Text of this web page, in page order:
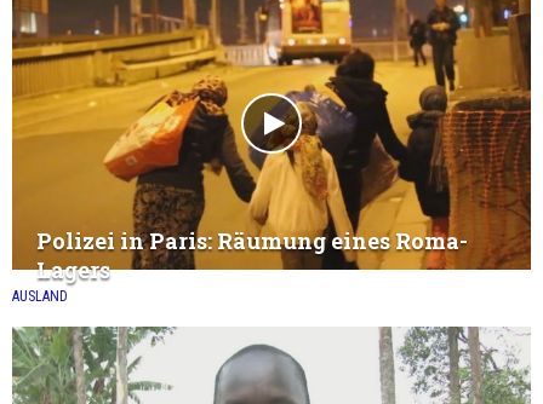
AUSLAND
Polizei in Paris: Räumung eines Roma-
Lagers